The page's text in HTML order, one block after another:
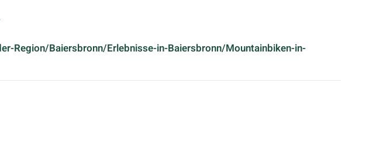
Region/Baiersbronn/Erlebnisse-in-Baiersbronn/Mountainbiken-in-